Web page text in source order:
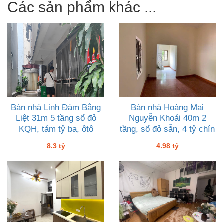
Các sản phẩm khác ...
Bán nhà Linh Đàm Bằng
Liệt 31m 5 tầng sổ đỏ
KQH, tám tỷ ba, ôtô
8.3 tỷ
Bán nhà Hoàng Mai
Nguyễn Khoái 40m 2
tầng, sổ đỏ sẵn, 4 tỷ chín
4.98 tỷ